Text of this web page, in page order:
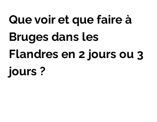
Que voir et que faire à
Bruges dans les
Flandres en 2 jours ou 3
jours ?